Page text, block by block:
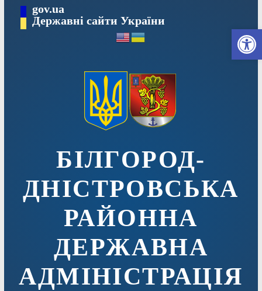
вмісту
gov.ua
Державні сайти України
БІЛГОРОД-
ДНІСТРОВСЬКА
РАЙОННА
ДЕРЖАВНА
АДМІНІСТРАЦІЯ